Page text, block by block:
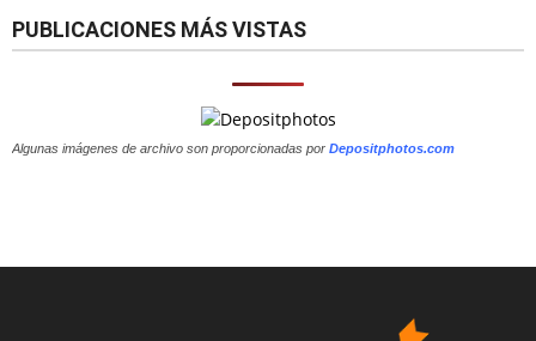
PUBLICACIONES MÁS VISTAS
Algunas imágenes de archivo son proporcionadas por Depositphotos.com